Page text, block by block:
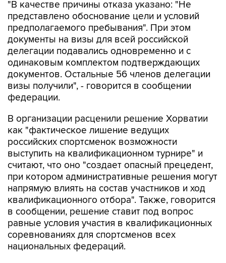
"В качестве причины отказа указано: "Не
представлено обоснование цели и условий
предполагаемого пребывания". При этом
документы на визы для всей российской
делегации подавались одновременно и с
одинаковым комплектом подтверждающих
документов. Остальные 56 членов делегации
визы получили", - говорится в сообщении
федерации.
В организации расценили решение Хорватии
как "фактическое лишение ведущих
российских спортсменок возможности
выступить на квалификационном турнире" и
считают, что оно "создает опасный прецедент,
при котором административные решения могут
напрямую влиять на состав участников и ход
квалификационного отбора". Также, говорится
в сообщении, решение ставит под вопрос
равные условия участия в квалификационных
соревнованиях для спортсменов всех
национальных федераций.